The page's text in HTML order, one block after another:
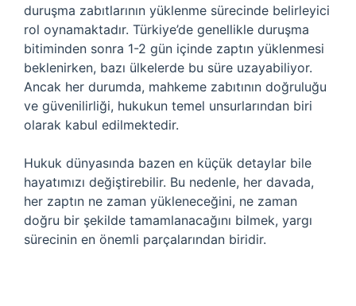
duruşma zabıtlarının yüklenme sürecinde belirleyici
rol oynamaktadır. Türkiye’de genellikle duruşma
bitiminden sonra 1-2 gün içinde zaptın yüklenmesi
beklenirken, bazı ülkelerde bu süre uzayabiliyor.
Ancak her durumda, mahkeme zabıtının doğruluğu
ve güvenilirliği, hukukun temel unsurlarından biri
olarak kabul edilmektedir.
Hukuk dünyasında bazen en küçük detaylar bile
hayatımızı değiştirebilir. Bu nedenle, her davada,
her zaptın ne zaman yükleneceğini, ne zaman
doğru bir şekilde tamamlanacağını bilmek, yargı
sürecinin en önemli parçalarından biridir.